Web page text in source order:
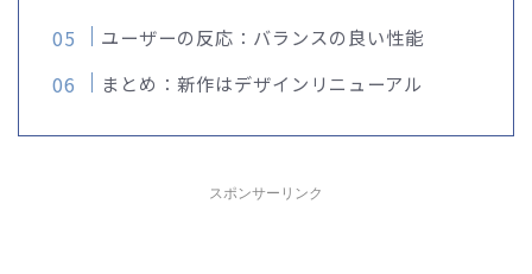
ユーザーの反応：バランスの良い性能
まとめ：新作はデザインリニューアル
スポンサーリンク